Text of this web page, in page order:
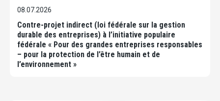
08.07.2026
Contre-projet indirect (loi fédérale sur la gestion
durable des entreprises) à l’initiative populaire
fédérale « Pour des grandes entreprises responsables
– pour la protection de l’être humain et de
l’environnement »